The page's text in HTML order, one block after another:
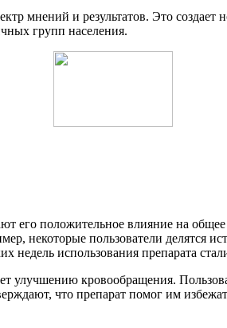
мнений и результатов. Это создает
групп населения.
его положительное влияние на
некоторые пользователи делятся
недель использования препарата
улучшению кровообращения.
что препарат помог им